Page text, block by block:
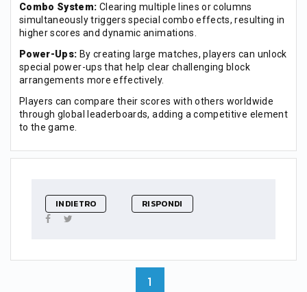
Combo System: Clearing multiple lines or columns
simultaneously triggers special combo effects, resulting in
higher scores and dynamic animations.
Power-Ups: By creating large matches, players can unlock
special power-ups that help clear challenging block
arrangements more effectively.
Players can compare their scores with others worldwide
through global leaderboards, adding a competitive element
to the game.
INDIETRO RISPONDI
1